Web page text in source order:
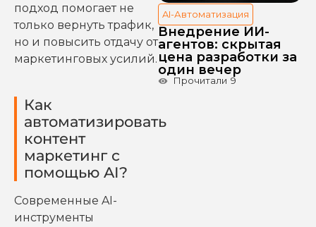
подход помогает не
только вернуть трафик,
но и повысить отдачу от
маркетинговых усилий.
Как
автоматизировать
контент
маркетинг с
помощью AI?
Современные AI-
инструменты
AI-Автоматизация
Внедрение ИИ-
агентов: скрытая
цена разработки за
один вечер
Прочитали 9